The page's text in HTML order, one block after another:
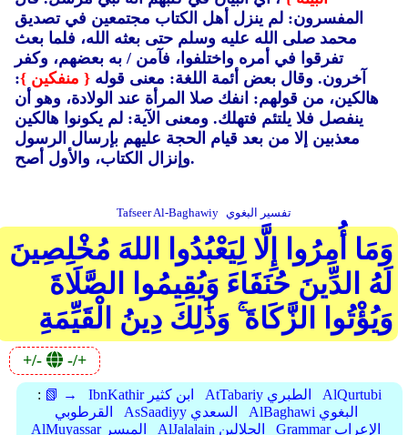
المفسرون: لم ينزل أهل الكتاب مجتمعين في تصديق
محمد صلى الله عليه وسلم حتى بعثه الله، فلما بعث
تفرقوا في أمره واختلفوا، فآمن / به بعضهم، وكفر
آخرون. وقال بعض أئمة اللغة: معنى قوله { منفكين }:
هالكين، من قولهم: انفك صلا المرأة عند الولادة، وهو أن
ينفصل فلا يلتئم فتهلك. ومعنى الآية: لم يكونوا هالكين
معذبين إلا من بعد قيام الحجة عليهم بإرسال الرسول
وإنزال الكتاب، والأول أصح.
Tafseer Al-Baghawiy تفسير البغوي
وَمَا أُمِرُوا إِلَّا لِيَعْبُدُوا اللهَ مُخْلِصِينَ
لَهُ الدِّينَ حُنَفَاءَ وَيُقِيمُوا الصَّلَاةَ
وَيُؤْتُوا الزَّكَاةَ ۚ وَذَٰلِكَ دِينُ الْقَيِّمَةِ
+/- -/+
: 📗 → IbnKathir ابن كثير AtTabariy الطبري
AlQurtubi
القرطوبي
AsSaadiyy السعدي
AlBaghawi البغوي
AlMuyassar الميسر
AlJalalain الجلالين Grammar الإعراب